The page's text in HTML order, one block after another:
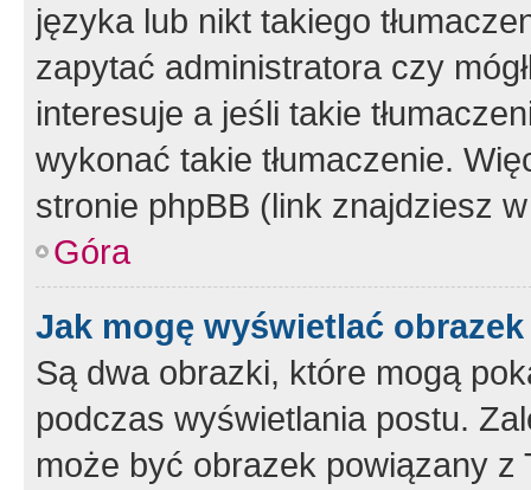
języka lub nikt takiego
zapytać administratora czy
interesuje a jeśli takie
wykonać takie tłumaczenie.
stronie phpBB (link znajdziesz
Góra
Jak mogę wyświetlać
Są dwa obrazki, które mogą
podczas wyświetlania postu.
może być obrazek powiązany z